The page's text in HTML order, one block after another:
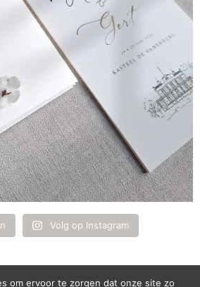
Volg op Instagram
om ervoor te zorgen dat onze site zo